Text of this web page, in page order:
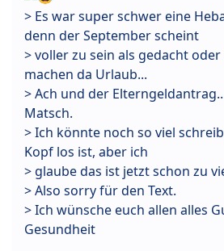
> Es war super schwer eine
denn der September scheint
> voller zu sein als gedacht
machen da Urlaub...
> Ach und der
Matsch.
> Ich könnte noch so viel
Kopf los ist, aber ich
> glaube das ist jetzt schon zu
> Also sorry für den Text.
> Ich wünsche euch allen alles
Gesundheit